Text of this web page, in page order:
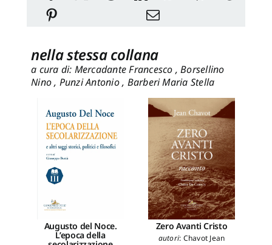
nella stessa collana
a cura di: Mercadante Francesco , Borsellino
Nino , Punzi Antonio , Barberi Maria Stella
Augusto del Noce.
L’epoca della
Zero Avanti Cristo
autori: Chavot Jean